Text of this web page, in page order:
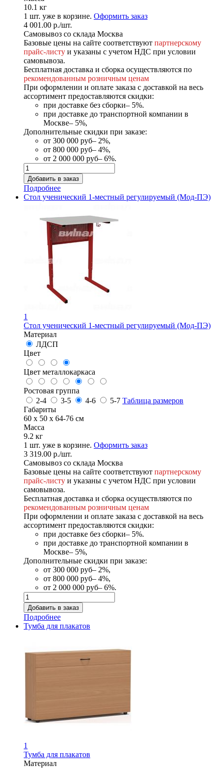
10.1 кг
1 шт. уже в корзине. Оформить заказ
4 001.00 р./шт.
Самовывоз со склада Москва
Базовые цены на сайте соответствуют партнерскому
прайс-листу и указаны с учетом НДС при условии
самовывоза.
Бесплатная доставка и сборка осуществляются по
рекомендованным розничным ценам
При оформлении и оплате заказа с доставкой на весь
ассортимент предоставляются скидки:
при доставке без сборки– 5%.
при доставке до транспортной компании в
Москве– 5%,
Дополнительные скидки при заказе:
от 300 000 руб– 2%,
от 800 000 руб– 4%,
от 2 000 000 руб– 6%.
Подробнее
Стол ученический 1-местный регулируемый (Мод-ПЭ)
1
Стол ученический 1-местный регулируемый (Мод-ПЭ)
Материал
ЛДСП
Цвет
Цвет металлокаркаса
Ростовая группа
2-4
3-5 4-6 5-7 Таблица размеров
Габариты
60 x 50 x 64-76 см
Масса
9.2 кг
1 шт. уже в корзине. Оформить заказ
3 319.00 р./шт.
Самовывоз со склада Москва
Базовые цены на сайте соответствуют партнерскому
прайс-листу и указаны с учетом НДС при условии
самовывоза.
Бесплатная доставка и сборка осуществляются по
рекомендованным розничным ценам
При оформлении и оплате заказа с доставкой на весь
ассортимент предоставляются скидки:
при доставке без сборки– 5%.
при доставке до транспортной компании в
Москве– 5%,
Дополнительные скидки при заказе:
от 300 000 руб– 2%,
от 800 000 руб– 4%,
от 2 000 000 руб– 6%.
Подробнее
Тумба для плакатов
1
Тумба для плакатов
Материал